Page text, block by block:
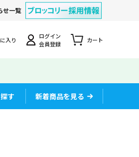
せ一覧
入り
ログイン
会員登録
カート
す 新着商品を見る